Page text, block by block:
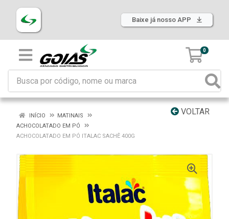
Baixe já nosso APP
0
VOLTAR
INÍCIO
MATINAIS
ACHOCOLATADO EM PÓ
ACHOCOLATADO EM PÓ ITALAC SACHÊ 400G